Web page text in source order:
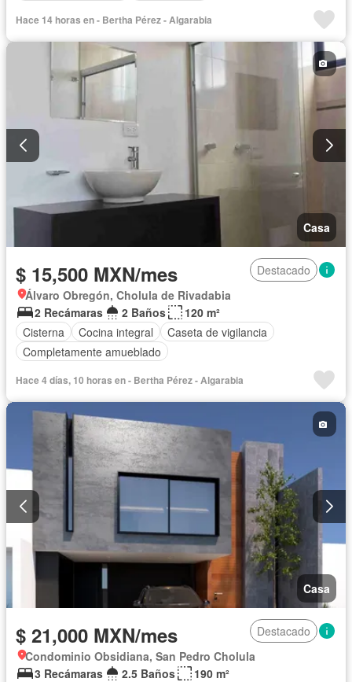
Hace 14 horas en - Bertha Pérez - Algarabia
Casa
$ 15,500 MXN/mes
Destacado
Álvaro Obregón, Cholula de Rivadabia
2 Recámaras
2 Baños
120 m²
Cisterna
Cocina integral
Caseta de vigilancia
Completamente amueblado
Hace 4 días, 10 horas en - Bertha Pérez - Algarabia
Casa
$ 21,000 MXN/mes
Destacado
Condominio Obsidiana, San Pedro Cholula
3 Recámaras
2.5 Baños
190 m²